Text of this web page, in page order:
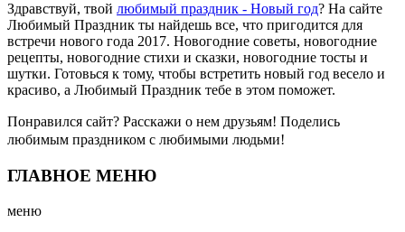
Здравствуй, твой любимый праздник - Новый год? На сайте
Любимый Праздник ты найдешь все, что пригодится для
встречи нового года 2017. Новогодние советы, новогодние
рецепты, новогодние стихи и сказки, новогодние тосты и
шутки. Готовься к тому, чтобы встретить новый год весело и
красиво, а Любимый Праздник тебе в этом поможет.
Понравился сайт? Расскажи о нем друзьям! Поделись
любимым праздником с любимыми людьми!
ГЛАВНОЕ МЕНЮ
меню